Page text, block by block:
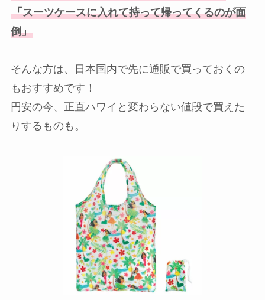
「スーツケースに入れて持って帰ってくるのが面
倒」
そんな方は、日本国内で先に通販で買っておくの
もおすすめです！
円安の今、正直ハワイと変わらない値段で買えた
りするものも。